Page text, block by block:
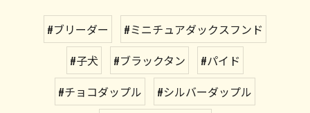
#ブリーダー
#ミニチュアダックスフンド
#子犬
#ブラックタン
#パイド
#チョコダップル
#シルバーダップル